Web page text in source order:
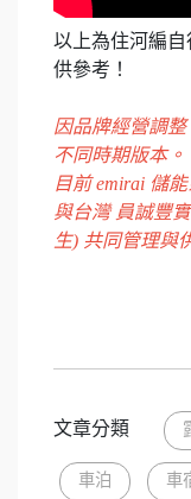
以上為住河編自
供參考！
因品牌經營調
不同時期版本。
目前 emirai 儲
與台灣 員誠豐
生) 共同管理與
文章分類
車泊 車